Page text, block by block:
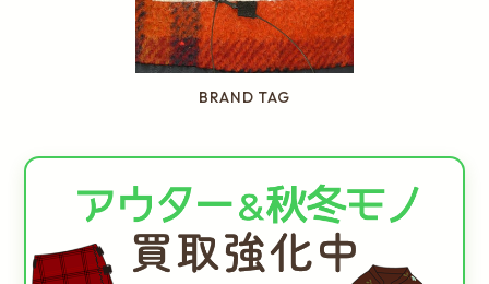
BRAND TAG